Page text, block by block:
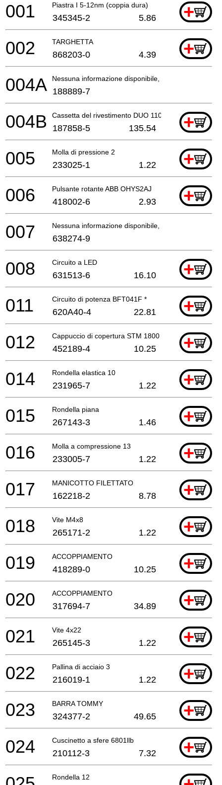
Piastra I 5-12nm (coppia dura) +
001 345345-2 5.86
TARGHETTA +
002 868203-0 4.39
Nessuna informazione disponibile, non ordinabile
004A 188889-7
Cassetta del rivestimento DUO 110 - Set +
004B 187858-5 135.54
Molla di pressione 2 +
005 233025-1 1.22
Pulsante rotante ABB OHYS2AJ +
006 418002-6 2.93
Nessuna informazione disponibile, non ordinabile
007 638274-9
Circuito a LED +
008 631513-6 16.10
Circuito di potenza BFT041F * +
011 620A40-4 22.81
Cappuccio di copertura STM 1800 +
012 452189-4 10.25
Rondella elastica 10 +
014 231965-7 1.22
Rondella piana +
015 267143-3 1.46
Molla a compressione 13 +
016 233005-7 1.22
MANICOTTO FILETTATO +
017 162218-2 8.78
Vite M4x8 +
018 265171-2 1.22
ACCOPPIAMENTO +
019 418289-0 10.25
ACCOPPIAMENTO +
020 317694-7 34.89
Vite 4x22 +
021 265145-3 1.22
Pallina di acciaio 3 +
022 216019-1 1.22
BARRA TOMMY +
023 324377-2 49.65
Cuscinetto a sfere 6801llb +
024 210112-3 7.32
Rondella 12